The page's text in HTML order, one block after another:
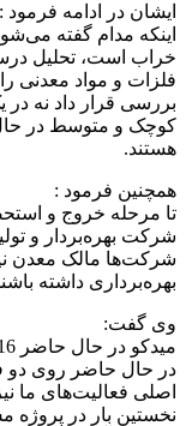
ایشان در ادامه فرمود :
اینکه مدام گفته
خراب است، تحلیل
کوچک و متوسط در حال
هستند.
همچنین فرمود :
تا مرحله خروج و
شرکت بهره‌بردار و
شرکت‌ها مالک معدن
بهره‌برداری داشته
وی گفت:
در حال حاضر روی دو
اصلی فعالیت‌های ما
نخستین بار در